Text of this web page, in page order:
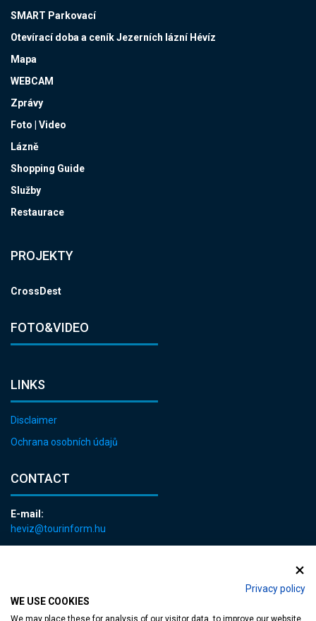
Privacy policy
WE USE COOKIES
We may place these for analysis of our visitor data, to improve our website,
SMART Parkovací
Otevírací doba a ceník Jezerních lázní Hévíz
Mapa
WEBCAM
Zprávy
Foto | Video
Lázně
Shopping Guide
Služby
Restaurace
PROJEKTY
CrossDest
FOTO&VIDEO
LINKS
Disclaimer
Ochrana osobních údajů
CONTACT
E-mail:
heviz@tourinform.hu